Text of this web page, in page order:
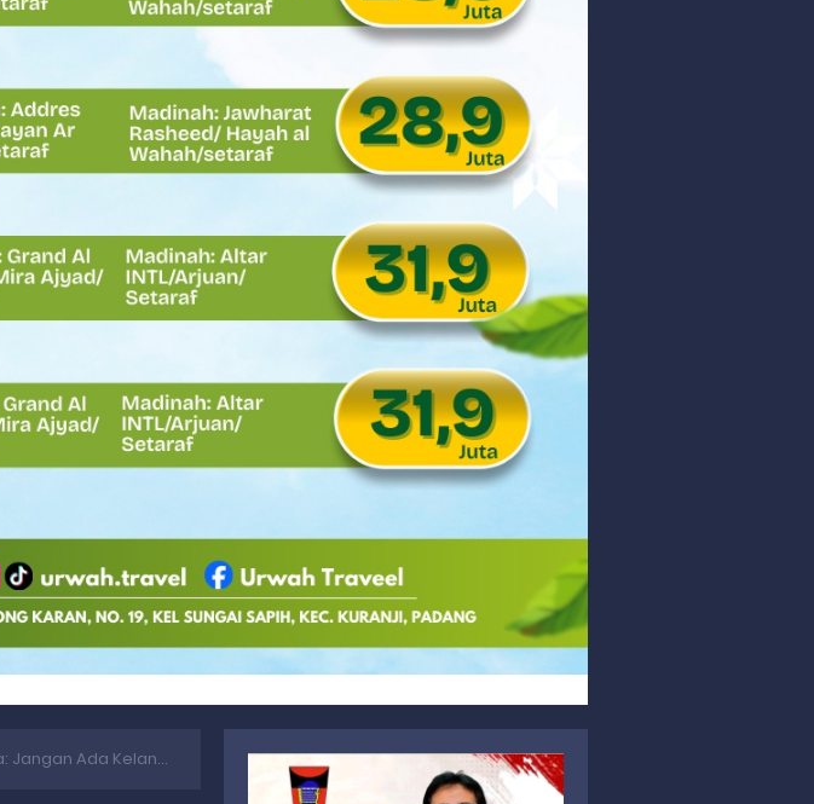
Ini Penjelasan Tim Penyidik Kejaksaan Tinggi Sumbar
Perbaikan Tata Kelola
Transformasi Berjalan Tanpa PHK Massal
AIA TIMUR, WUJUD NYATA KEPEDULIAN TNI UNTUK MASYARAKAT
Kepulauan Mentawai
Cepat Dasco
Kabupaten Agam
Saturday, 8 August
BBM Jenis Apapun di Sini!!!